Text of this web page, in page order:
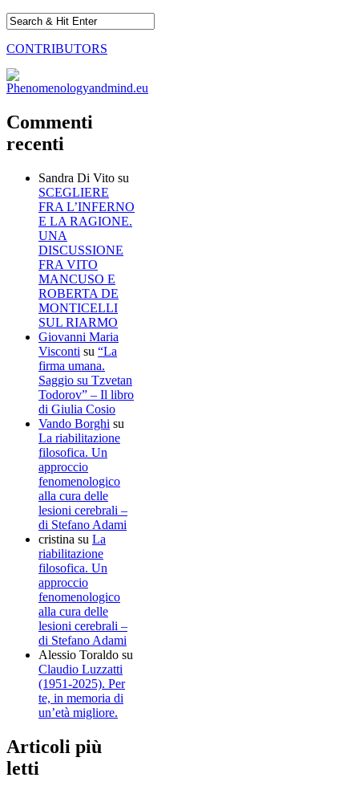
CONTRIBUTORS
Commenti
recenti
Sandra Di Vito su
SCEGLIERE
FRA L’INFERNO
E LA RAGIONE.
UNA
DISCUSSIONE
FRA VITO
MANCUSO E
ROBERTA DE
MONTICELLI
SUL RIARMO
Giovanni Maria
Visconti su “La
firma umana.
Saggio su Tzvetan
Todorov” – Il libro
di Giulia Cosio
Vando Borghi su
La riabilitazione
filosofica. Un
approccio
fenomenologico
alla cura delle
lesioni cerebrali –
di Stefano Adami
cristina su La
riabilitazione
filosofica. Un
approccio
fenomenologico
alla cura delle
lesioni cerebrali –
di Stefano Adami
Alessio Toraldo su
Claudio Luzzatti
(1951-2025). Per
te, in memoria di
un’età migliore.
Articoli più
letti